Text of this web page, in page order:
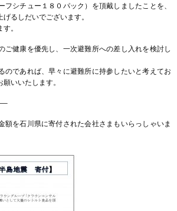
シチュー１８０パック）を頂戴しましたことを、
るしだいでございます。
。
健康を優先し、一次避難所への差し入れを検討し
であれば、早々に避難所に持参したいと考えてお
いいたします。
を石川県に寄付された会社さまもいらっしゃいま